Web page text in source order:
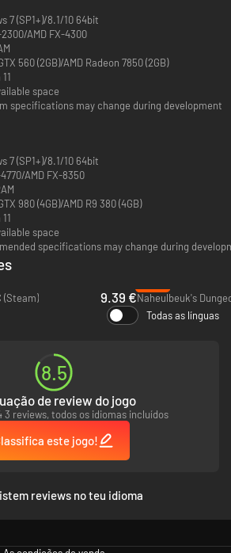
7 (SP1+)/8.1/10 64bit
AMD FX-4300
560 (2GB)/AMD Radeon 7850 (2GB)
space
specifications may change during development
7 (SP1+)/8.1/10 64bit
AMD FX-8350
980 (4GB)/AMD R9 380 (4GB)
space
specifications may change during
(Steam)
9.39 €Naheulbeuk's
Todas as línguas
8.5
de review do jogo
3 reviews, todos os idiomas incluídos
este jogo!
reviews no teu idioma